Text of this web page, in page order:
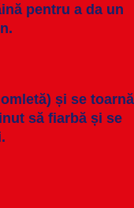
pentru a da un
și se toarnă
să fiarbă și se